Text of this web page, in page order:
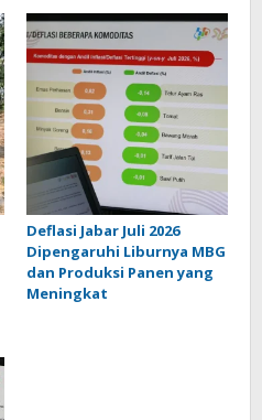
Deflasi Jabar Juli 2026
Dipengaruhi Liburnya MBG
dan Produksi Panen yang
Meningkat